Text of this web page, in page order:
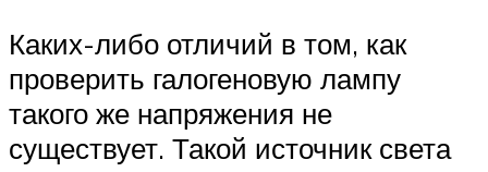
Каких-либо отличий в том, как
проверить галогеновую лампу
такого же напряжения не
существует. Такой источник света